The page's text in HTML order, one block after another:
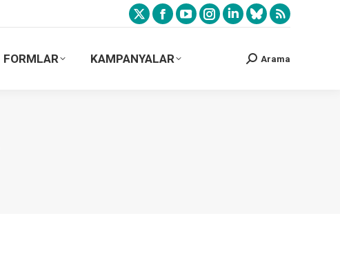
FORMLAR KAMPANYALAR Arama